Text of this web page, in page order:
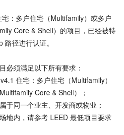
：多户住宅（Multifamily）或多户
Core & Shell）的项目，已经被特
径进行认证。
必须满足以下所有要求：
住宅：多户住宅（Multifamily）
Core & Shell）；
于同一个业主、开发商或物业；
地内，请参考 LEED 最低项目要求